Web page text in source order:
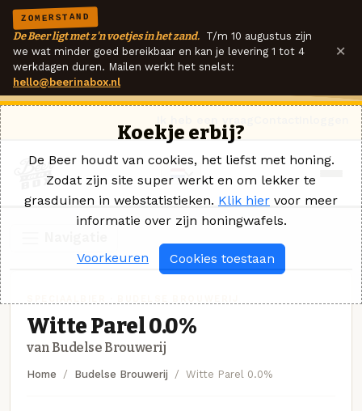
ZOMERSTAND
De Beer ligt met z'n voetjes in het zand. T/m 10 augustus zijn
we wat minder goed bereikbaar en kan je levering 1 tot 4
werkdagen duren. Mailen werkt het snelst:
hello@beerinabox.nl
×
Witte Parel 0.0%
van Budelse Brouwerij
Home Budelse Brouwerij Witte Parel 0.0%
Koekje erbij?
De Beer houdt van cookies, het liefst met honing.
Zodat zijn site super werkt en om lekker te
grasduinen in webstatistieken. Klik hier voor meer
informatie over zijn honingwafels.
Voorkeuren Cookies toestaan